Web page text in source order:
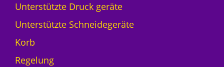
Unterstützte Druck geräte
Unterstützte Schneidegeräte
Korb
Regelung